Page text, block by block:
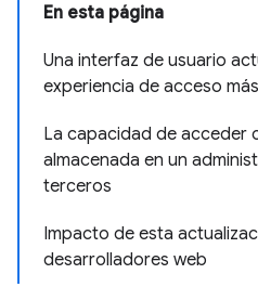
En esta página
Una interfaz de usuario
experiencia de acceso
La capacidad de acceder
almacenada en un
terceros
Impacto de esta
desarrolladores web